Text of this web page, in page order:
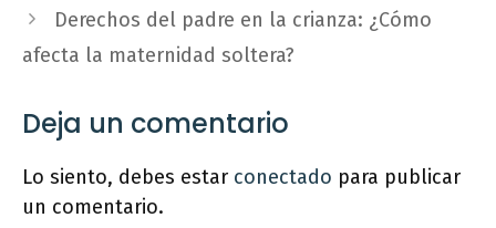
Derechos del padre en la crianza: ¿Cómo
afecta la maternidad soltera?
Deja un comentario
Lo siento, debes estar conectado para publicar
un comentario.